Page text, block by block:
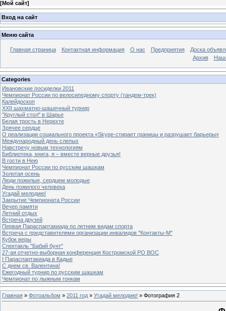
[Мой сайт]
Вход на сайт
Меню сайта
Главная страница Контактная информация О нас Предприятия
Доска
Архив
Categories
Ивановские посиделки 2011
Чемпионат России по велосипедному спорту (тандем-трек)
Калейдоскоп
XXII шахматно-шашечный турнир
"Круглый стол" в Шарье
Белая трость в Нерехте
Зрячее сердце
О реализации социального проекта «Skype-стирает границы и разрушает барьеры»
Международный день слепых
Навстречу новым технологиям
Библиотека, книга, я – вместе верные друзья!
В гости в Нею
Чемпионат России по русским шашкам
Золотая осень
Люди пожилые, сердцем молодые
День пожилого человека
Угадай мелодию!
Закрытие Чемпионата России
Вечер памяти
Летний отдых
Встреча друзей
Первая Параспартакиада по летним видам спорта
Встреча с представителями организации инвалидов "Контакты-М"
Кубок веры
Спектакль "Бабий бунт"
27-ая отчетно-выборная конференция Костромской РО ВОС
I Параспартакиада в Кадые
С днем св. Валентина!
Ежегодный турнир по русским шашкам
Чемпионат по лыжным гонкам
Главная » Фотоальбом » 2011 год » Угадай мелодию! » Фотография 2